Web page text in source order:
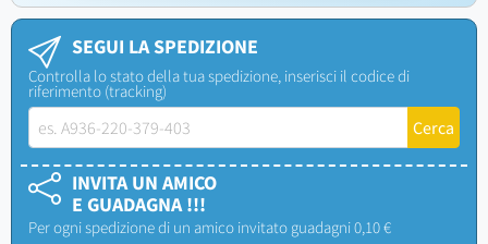
SEGUI LA SPEDIZIONE
Controlla lo stato della tua spedizione, inserisci il codice di
riferimento (tracking)
INVITA UN AMICO
E GUADAGNA !!!
Per ogni spedizione di un amico invitato guadagni 0,10 €